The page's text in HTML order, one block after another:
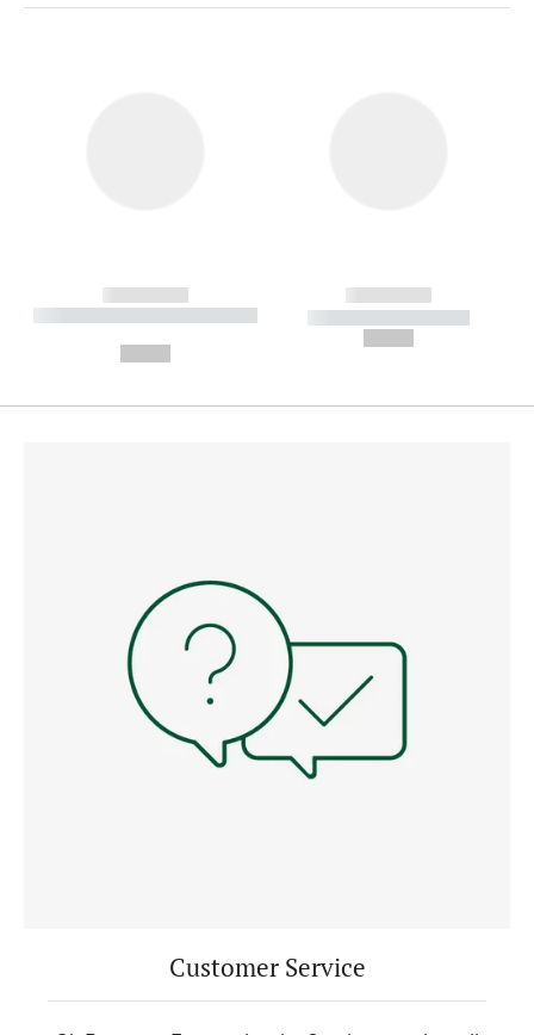
------------
----------- ----------- --------
------------
----------- -----------
Customer Service